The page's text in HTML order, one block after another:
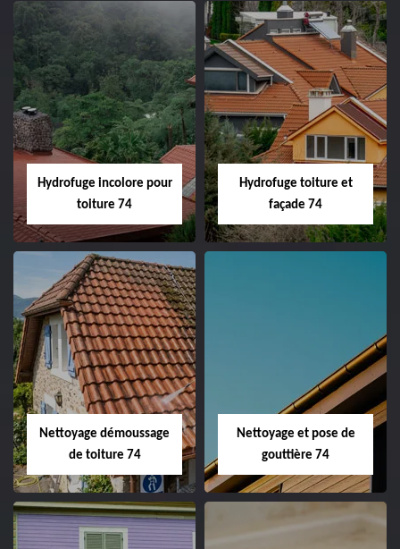
Hydrofuge incolore pour
toiture 74
Hydrofuge toiture et
façade 74
Nettoyage démoussage
de toiture 74
Nettoyage et pose de
gouttière 74